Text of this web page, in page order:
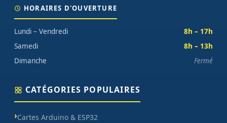
HORAIRES D'OUVERTURE
Lundi – Vendredi
8h – 17h
Samedi
8h – 13h
Dimanche
Fermé
CATÉGORIES POPULAIRES
Cartes Arduino & ESP32